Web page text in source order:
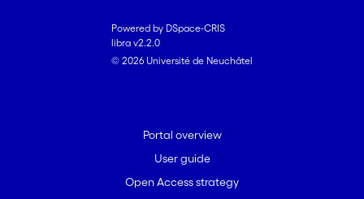
Powered by DSpace-CRIS
libra v2.2.0
© 2026 Université de Neuchâtel
Portal overview
User guide
Open Access strategy